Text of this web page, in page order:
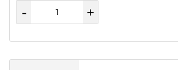
- +